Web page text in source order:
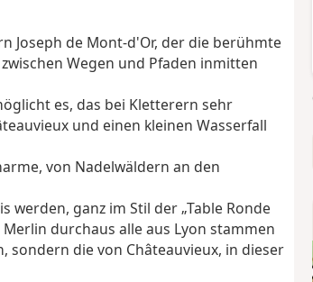
Joseph de Mont-d'Or, der die berühmte
Wegen und Pfaden inmitten
es, das bei Kletterern sehr
und einen kleinen Wasserfall
von Nadelwäldern an den
ganz im Stil der „Table Ronde
durchaus alle aus Lyon stammen
sondern die von Châteauvieux, in dieser